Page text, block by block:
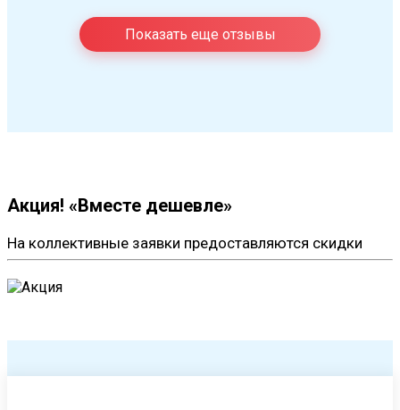
Показать еще отзывы
Акция! «Вместе дешевле»
На коллективные заявки предоставляются скидки